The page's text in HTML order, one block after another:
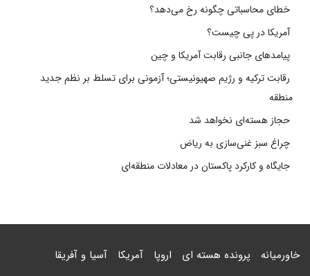
خطای محاسباتی چگونه رخ می‌دهد؟
آمریکا در پی چیست؟
پیامدهای جانبی رقابت آمریکا و چین
رقابت ترکیه و رژیم صهیونیستی؛ آزمونی برای تسلط بر نظم جدید
منطقه
حجاز هسته‌ای نخواهد شد
چراغ سبز غنی‌سازی به ریاض
جایگاه و کارکرد پاکستان در معادلات منطقه‌ای
خاورمیانه پرونده هسته ای اروپا آمریکا آسیا و آفریقا